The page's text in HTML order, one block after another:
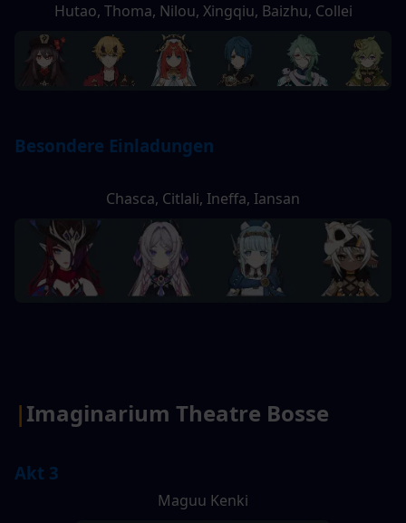
Hutao, Thoma, Nilou, Xingqiu, Baizhu, Collei
Besondere Einladungen
Chasca, Citlali, Ineffa, Iansan
|Imaginarium Theatre Bosse
Akt 3
Maguu Kenki